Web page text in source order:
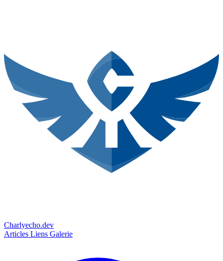
Charlyecho.dev
Articles Liens Galerie